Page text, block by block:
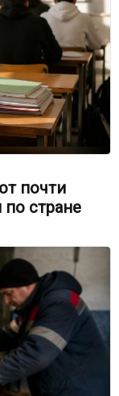
почти
стране